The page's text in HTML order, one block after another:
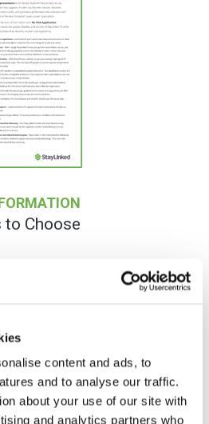
content and ads, to
and to analyse our traffic.
about your use of our site with
and analytics partners who
to Choose